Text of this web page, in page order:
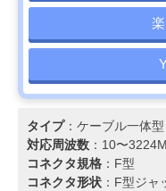
タイプ：ケーブル一体型
対応周波数 ：10〜
コネクタ規格 ：F型
コネクタ形状 ：F型ジャ